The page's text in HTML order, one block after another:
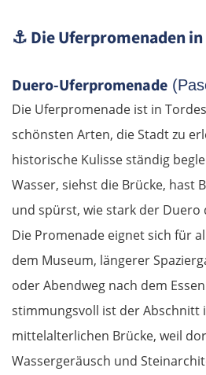
⚓Die Uferpromenaden
Duero-Uferpromenade
Die Uferpromenade ist in
schönsten Arten, die Stadt zu
historische Kulisse ständig
Wasser, siehst die Brücke, hast
und spürst, wie stark der Duero
Die Promenade eignet sich für
dem Museum, längerer
oder Abendweg nach dem
stimmungsvoll ist der Abschnitt
mittelalterlichen Brücke, weil
Wassergeräusch und
Budapest
Jászberény
Tiszafüred
Debrecen
Rumänien Ost
Oradea
Cluj-Napoca